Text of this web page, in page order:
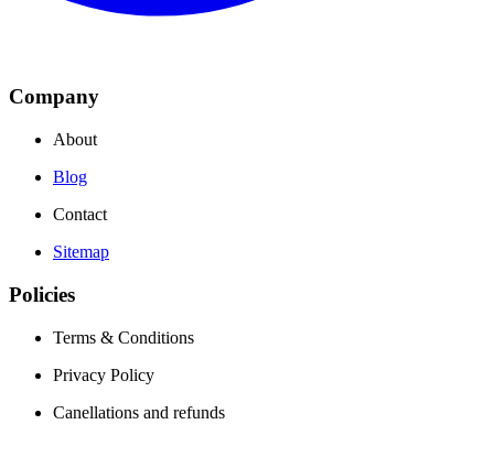
Company
About
Blog
Contact
Sitemap
Policies
Terms & Conditions
Privacy Policy
Canellations and refunds